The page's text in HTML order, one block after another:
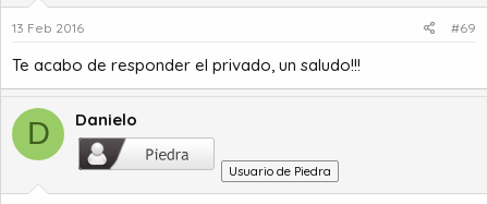
13 Feb 2016 #69
Te acabo de responder el privado, un saludo!!!
D Danielo
Usuario de Piedra